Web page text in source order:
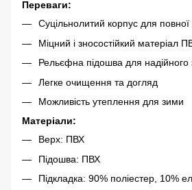
Переваги:
Суцільнолитий корпус для
Міцний і зносостійкий матеріал
Рельєфна підошва для надійного
Легке очищення та догляд
Можливість утеплення для зими
Матеріали:
Верх: ПВХ
Підошва: ПВХ
Підкладка: 90% поліестер, 10%